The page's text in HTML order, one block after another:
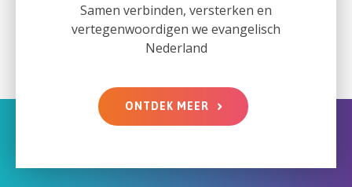
Samen verbinden, versterken en
vertegenwoordigen we evangelisch
Nederland
ONTDEK MEER